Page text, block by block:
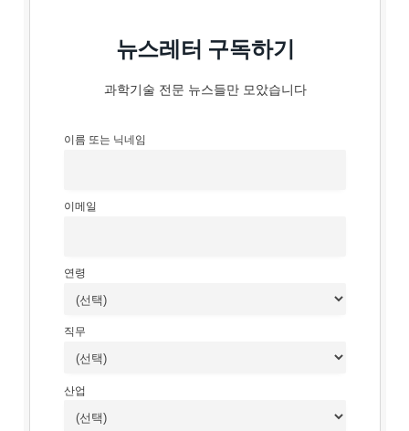
뉴스레터 구독하기
과학기술 전문 뉴스들만 모았습니다
이름 또는 닉네임
이메일
연령
직무
산업